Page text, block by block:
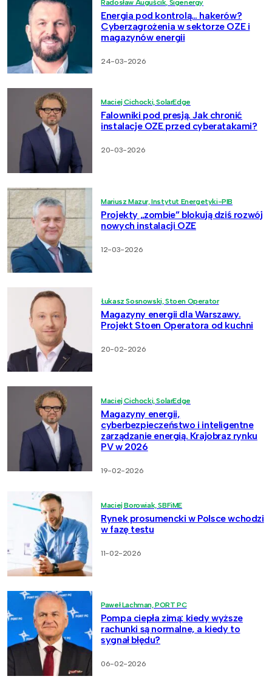
Radosław Auguścik, Sigenergy
Energia pod kontrolą… hakerów?
Cyberzagrożenia w sektorze OZE i
magazynów energii
24-03-2026
Maciej Cichocki, SolarEdge
Falowniki pod presją. Jak chronić
instalacje OZE przed cyberatakami?
20-03-2026
Mariusz Mazur, Instytut Energetyki-PIB
Projekty „zombie” blokują dziś rozwój
nowych instalacji OZE
12-03-2026
Łukasz Sosnowski, Stoen Operator
Magazyny energii dla Warszawy.
Projekt Stoen Operatora od kuchni
20-02-2026
Maciej Cichocki, SolarEdge
Magazyny energii,
cyberbezpieczeństwo i inteligentne
zarządzanie energią. Krajobraz rynku
PV w 2026
19-02-2026
Maciej Borowiak, SBFiME
Rynek prosumencki w Polsce wchodzi
w fazę testu
11-02-2026
Paweł Lachman, PORT PC
Pompa ciepła zimą: kiedy wyższe
rachunki są normalne, a kiedy to
sygnał błędu?
06-02-2026